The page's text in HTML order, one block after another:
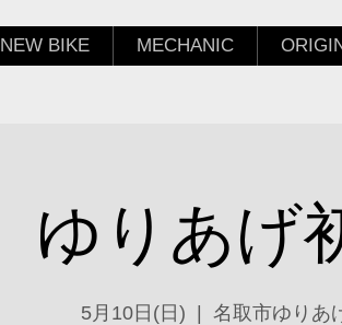
NEW BIKE MECHANIC
ゆりあげ
5月10日(日) 名取市ゆりあ